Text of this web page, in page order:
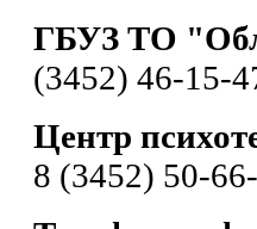
ГБУЗ ТО
(3452) 46-15-
Центр
8 (3452) 50-